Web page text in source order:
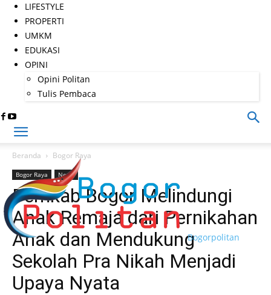
LIFESTYLE
PROPERTI
UMKM
EDUKASI
OPINI
Opini Politan
Tulis Pembaca
Bogorpolitan
Beranda Bogor Raya
Bogor Raya News
Pemkab Bogor Melindungi
Anak Remaja dari Pernikahan
Anak dan Mendukung
Sekolah Pra Nikah Menjadi
Upaya Nyata